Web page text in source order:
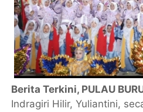
Berita Terkini, PULAU
Indragiri Hilir, Yuliantini,